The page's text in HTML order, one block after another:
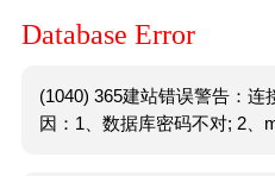
Database Error
(1040) 365建站错误警告：连
因：1、数据库密码不对; 2、